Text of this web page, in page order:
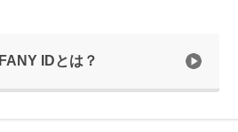
FANY IDとは？